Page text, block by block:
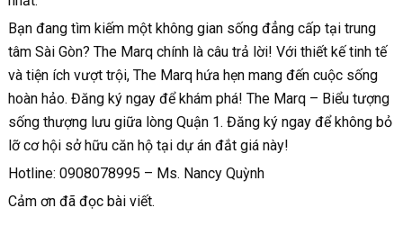
Bạn đang tìm kiếm một không gian sống đẳng cấp tại trung
tâm Sài Gòn? The Marq chính là câu trả lời! Với thiết kế tinh tế
và tiện ích vượt trội, The Marq hứa hẹn mang đến cuộc sống
hoàn hảo. Đăng ký ngay để khám phá! The Marq – Biểu tượng
sống thượng lưu giữa lòng Quận 1. Đăng ký ngay để không bỏ
lỡ cơ hội sở hữu căn hộ tại dự án đắt giá này!
Hotline: 0908078995 – Ms. Nancy Quỳnh
Cảm ơn đã đọc bài viết.